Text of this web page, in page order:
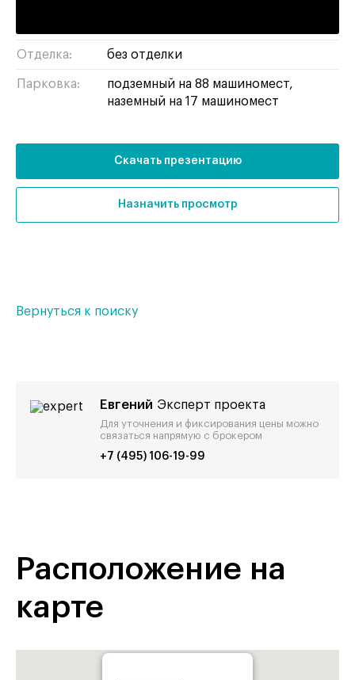
Отделка: без отделки
Парковка:
подземный на 88 машиномест,
наземный на 17 машиномест
Скачать презентацию
Назначить просмотр
Вернуться к поиску
Евгений Эксперт проекта
Для уточнения и фиксирования цены можно
связаться напрямую с брокером
+7 (495) 106-19-99
Расположение на
карте